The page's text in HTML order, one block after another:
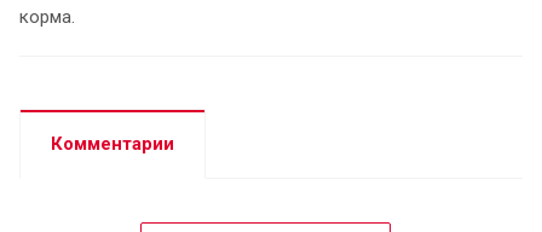
корма.
Комментарии